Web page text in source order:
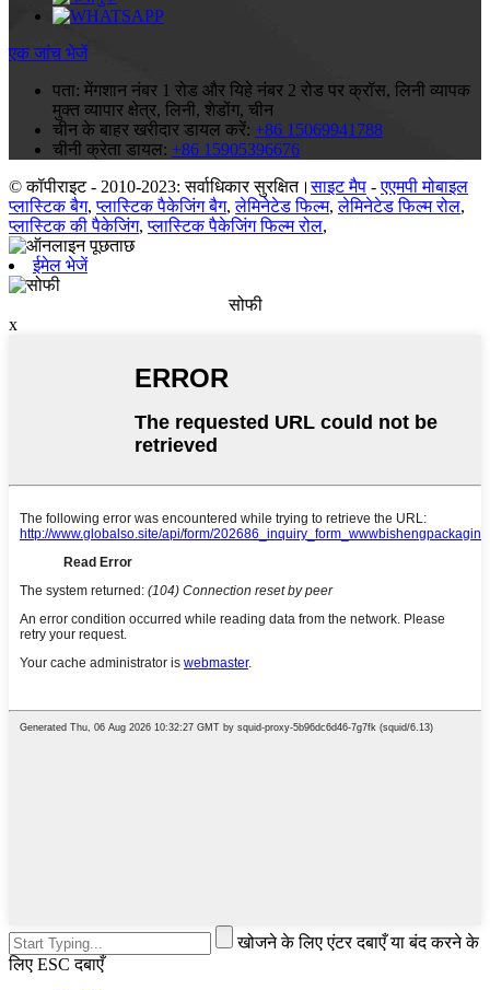
एक जांच भेजें
पता: मेंगशान नंबर 1 रोड और यिहे नंबर 2 रोड पर क्रॉस, लिनी व्यापक
मुक्त व्यापार क्षेत्र, लिनी, शेडोंग, चीन
चीन के बाहर खरीदार डायल करें: +86 15069941788
चीनी क्रेता डायल: +86 15905396676
© कॉपीराइट - 2010-2023: सर्वाधिकार सुरक्षित।साइट मैप -एएमपी मोबाइल
प्लास्टिक बैग,प्लास्टिक पैकेजिंग बैग,लेमिनेटेड फिल्म,लेमिनेटेड फिल्म रोल,
प्लास्टिक की पैकेजिंग,प्लास्टिक पैकेजिंग फिल्म रोल,
ईमेल भेजें
सोफी
x
खोजने के लिए एंटर दबाएँ या बंद करने के
लिए ESC दबाएँ